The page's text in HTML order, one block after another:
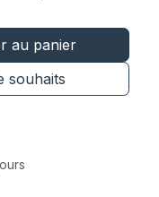
au panier
souhaits